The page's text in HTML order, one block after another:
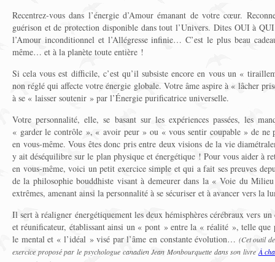
Recentrez-vous dans l’énergie d’Amour émanant de votre cœur.
guérison et de protection disponible dans tout l’Univers. Dites OUI à
l’Amour inconditionnel et l’Allégresse infinie… C’est le plus beau
même… et à la planète toute entière !
Si cela vous est difficile, c’est qu’il subsiste encore en vous un «
non réglé qui affecte votre énergie globale. Votre âme aspire à « lâcher
à se « laisser soutenir » par l’Énergie purificatrice universelle.
Votre personnalité, elle, se basant sur les expériences passées, les
« garder le contrôle », « avoir peur » ou « vous sentir coupable » de ne
en vous-même. Vous êtes donc pris entre deux visions de la vie
y ait déséquilibre sur le plan physique et énergétique ! Pour vous aider à
en vous-même, voici un petit exercice simple et qui a fait ses preuves
de la philosophie bouddhiste visant à demeurer dans la « Voie du
extrêmes, amenant ainsi la personnalité à se sécuriser et à avancer vers la
Il sert à réaligner énergétiquement les deux hémisphères cérébraux vers
et réunificateur, établissant ainsi un « pont » entre la « réalité », telle
le mental et « l’idéal » visé par l’âme en constante évolution… (Cet outil
exercice proposé par le psychologue canadien Jean Monbourquette dans son livre À